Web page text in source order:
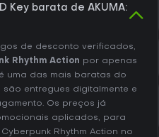
Key barata de AKUMA:
de desconto verificados,
Rhythm Action por apenas
uma das mais baratas do
entregues digitalmente e
Os preços já
aplicados, para
Rhythm Action no